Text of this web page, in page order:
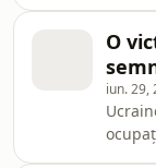
astăzi
istoric
O
iun. 29,